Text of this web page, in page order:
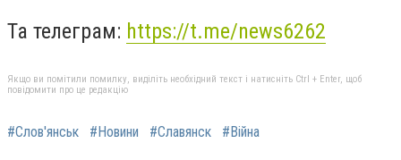
Та телеграм: https://t.me/news6262
Якщо ви помітили помилку, виділіть необхідний текст і натисніть Ctrl + Enter, щоб
повідомити про це редакцію
#Слов'янськ #Новини #Славянск #Війна